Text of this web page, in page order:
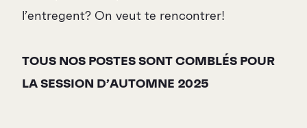
l’entregent? On veut te rencontrer!
TOUS NOS POSTES SONT COMBLÉS POUR
LA SESSION D’AUTOMNE 2025